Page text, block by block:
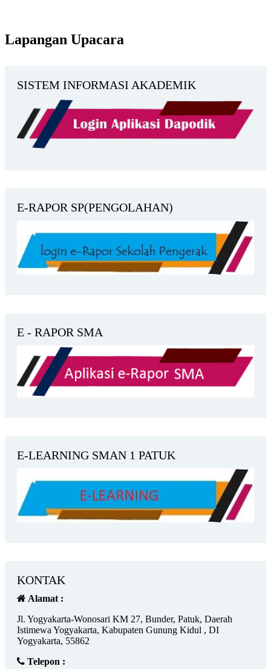
Lapangan Upacara
SISTEM INFORMASI AKADEMIK
E-RAPOR SP(PENGOLAHAN)
E - RAPOR SMA
E-LEARNING SMAN 1 PATUK
KONTAK
Alamat :
Jl. Yogyakarta-Wonosari KM 27, Bunder, Patuk, Daerah
Istimewa Yogyakarta, Kabupaten Gunung Kidul , DI
Yogyakarta, 55862
Telepon :